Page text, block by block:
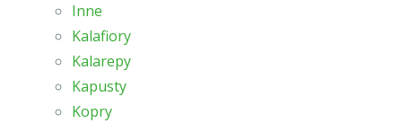
Inne
Kalafiory
Kalarepy
Kapusty
Kopry